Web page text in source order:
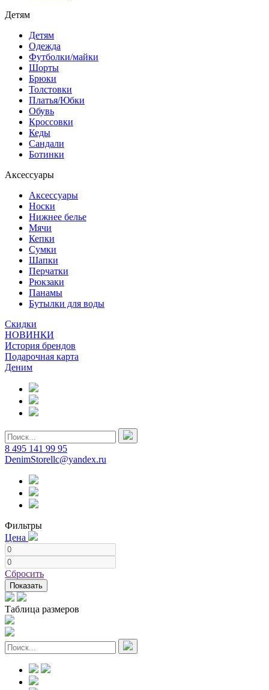
Детям
Детям
Одежда
Футболки/майки
Шорты
Брюки
Толстовки
Платья/Юбки
Обувь
Кроссовки
Кеды
Сандали
Ботинки
Аксессуары
Аксессуары
Носки
Нижнее белье
Мячи
Кепки
Сумки
Шапки
Перчатки
Рюкзаки
Панамы
Бутылки для воды
Скидки
НОВИНКИ
История брендов
Подарочная карта
Деним
8 495 141 99 95
DenimStorellc@yandex.ru
Фильтры
Цена
Сбросить
Показать
Таблица размеров